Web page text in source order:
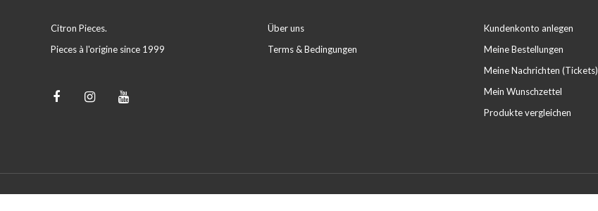
Citron Pieces.
Pieces à l'origine since 1999
Über uns
Terms & Bedingungen
Kundenkonto anlegen
Meine Bestellungen
Meine Nachrichten (Tickets)
Mein Wunschzettel
Produkte vergleichen
© Citron Pieces 2026 - Powered bywebshop-service.nl|